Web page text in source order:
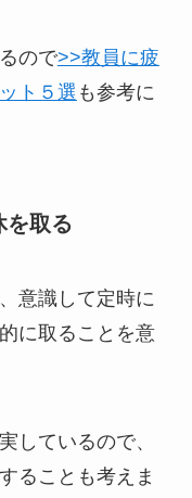
ので>>教員に疲
ト５選 も参考に
を取る
意識して定時に
に取ることを意
しているので、
ることも考えま